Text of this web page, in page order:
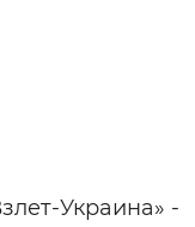
Украина» -